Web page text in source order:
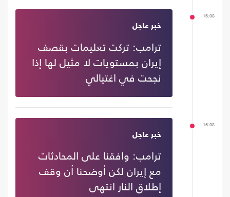
16:08
خبر عاجل
ترامب: تركت تعليمات بقصف
إيران بمستويات لا مثيل لها إذا
نجحت في اغتيالي
16:08
خبر عاجل
ترامب: وافقنا على المحادثات
مع إيران لكن أوضحنا أن وقف
إطلاق النار انتهى